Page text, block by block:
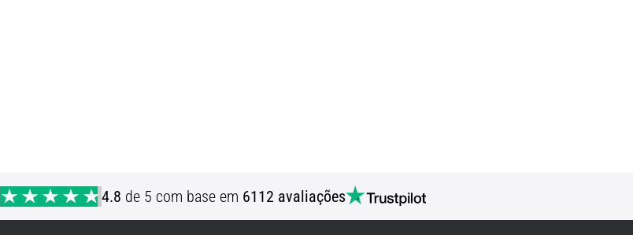
4.8 de 5 com base em 6112 avaliações